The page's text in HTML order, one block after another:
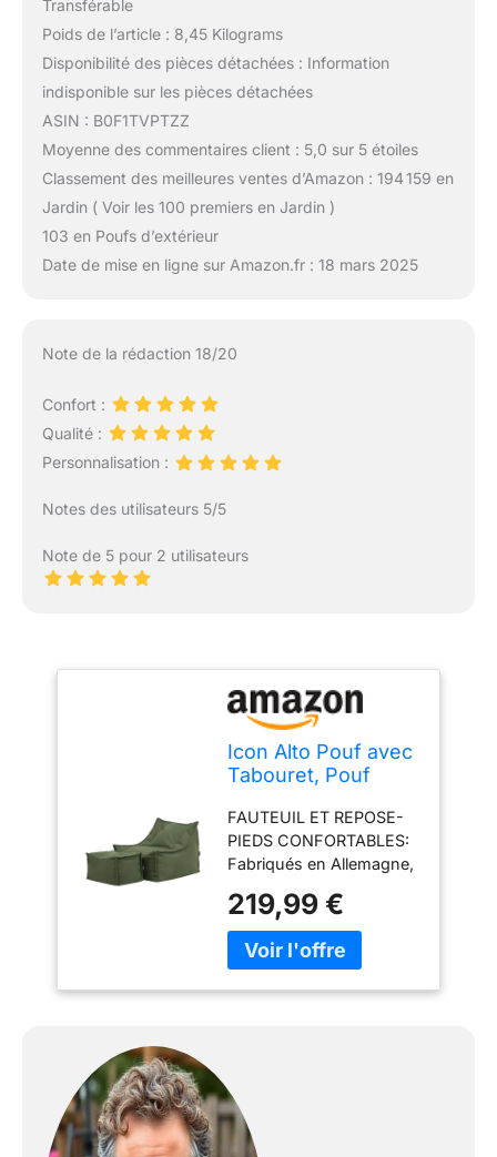
Transférable
Poids de l’article : 8,45 Kilograms
Disponibilité des pièces détachées : Information
indisponible sur les pièces détachées
ASIN : B0F1TVPTZZ
Moyenne des commentaires client : 5,0 sur 5 étoiles
Classement des meilleures ventes d’Amazon : 194 159 en
Jardin ( Voir les 100 premiers en Jardin )
103 en Poufs d’extérieur
Date de mise en ligne sur Amazon.fr : 18 mars 2025
Note de la rédaction 18/20
Confort :
Qualité :
Personnalisation :
Notes des utilisateurs 5/5
Note de 5 pour 2 utilisateurs
Icon Alto Pouf avec
Tabouret, Pouf
Remplissage,
Chaise Confortable,
Fauteuil Salon
Confortable, Chaise
de Jardin, Salon de
Jardin Exterieur,
Fauteuil Exterieur,
Vert Kaki
FAUTEUIL ET REPOSE-
PIEDS CONFORTABLES:
Fabriqués en Allemagne,
pieds d'extérieur en
polyéthylènesont dotés
d'une structure interne
un design unique à
panneaux, pour un
confort élégant. En
219,99 €